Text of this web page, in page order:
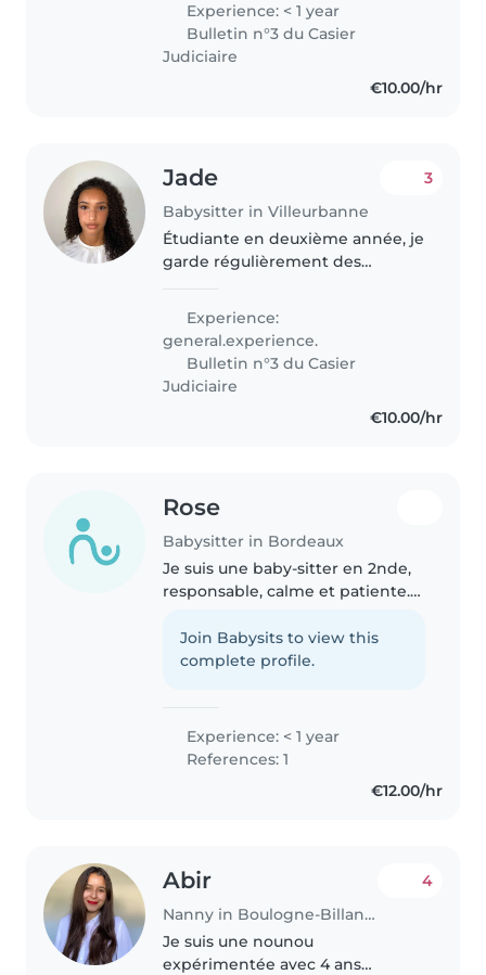
Experience: < 1 year
Bulletin n°3 du Casier
Judiciaire
€10.00/hr
Jade
Babysitter in Villeurbanne
3
Étudiante en deuxième année, je
garde régulièrement des
également de l'aide aux devoirs.
Patiente, responsable et à
l'écoute, j'aime créer un
environnement..
Experience:
general.experience.
Bulletin n°3 du Casier
Judiciaire
€10.00/hr
Rose
Babysitter in Bordeaux
Je suis une baby-sitter en 2nde,
responsable, calme et patiente.
professionnelle, mais je suis très
à l'aise avec les enfants de tous
Join Babysits to view this
complete profile.
Experience: < 1 year
References: 1
€12.00/hr
Abir
Nanny in Boulogne-Billancourt
4
Je suis une nounou
expérimentée avec 4 ans